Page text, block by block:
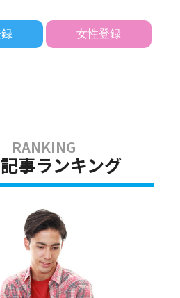
女性登録
事ランキング